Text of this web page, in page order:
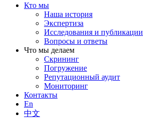
Кто мы
Наша история
Экспертиза
Исследования и публикации
Вопросы и ответы
Что мы делаем
Скрининг
Погружение
Репутационный аудит
Мониторинг
Контакты
En
中文